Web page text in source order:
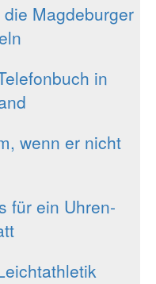
Magdeburger
in
wenn er nicht
für ein Uhren-